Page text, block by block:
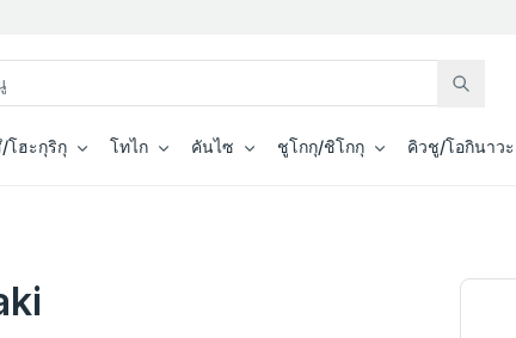
โฮะกุริกุ โทไก คันไซ ชูโกกุ/ชิโกกุ คิวชู/โอกินาวะ